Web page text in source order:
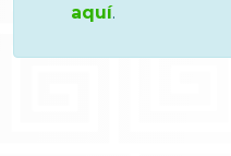
aquí.